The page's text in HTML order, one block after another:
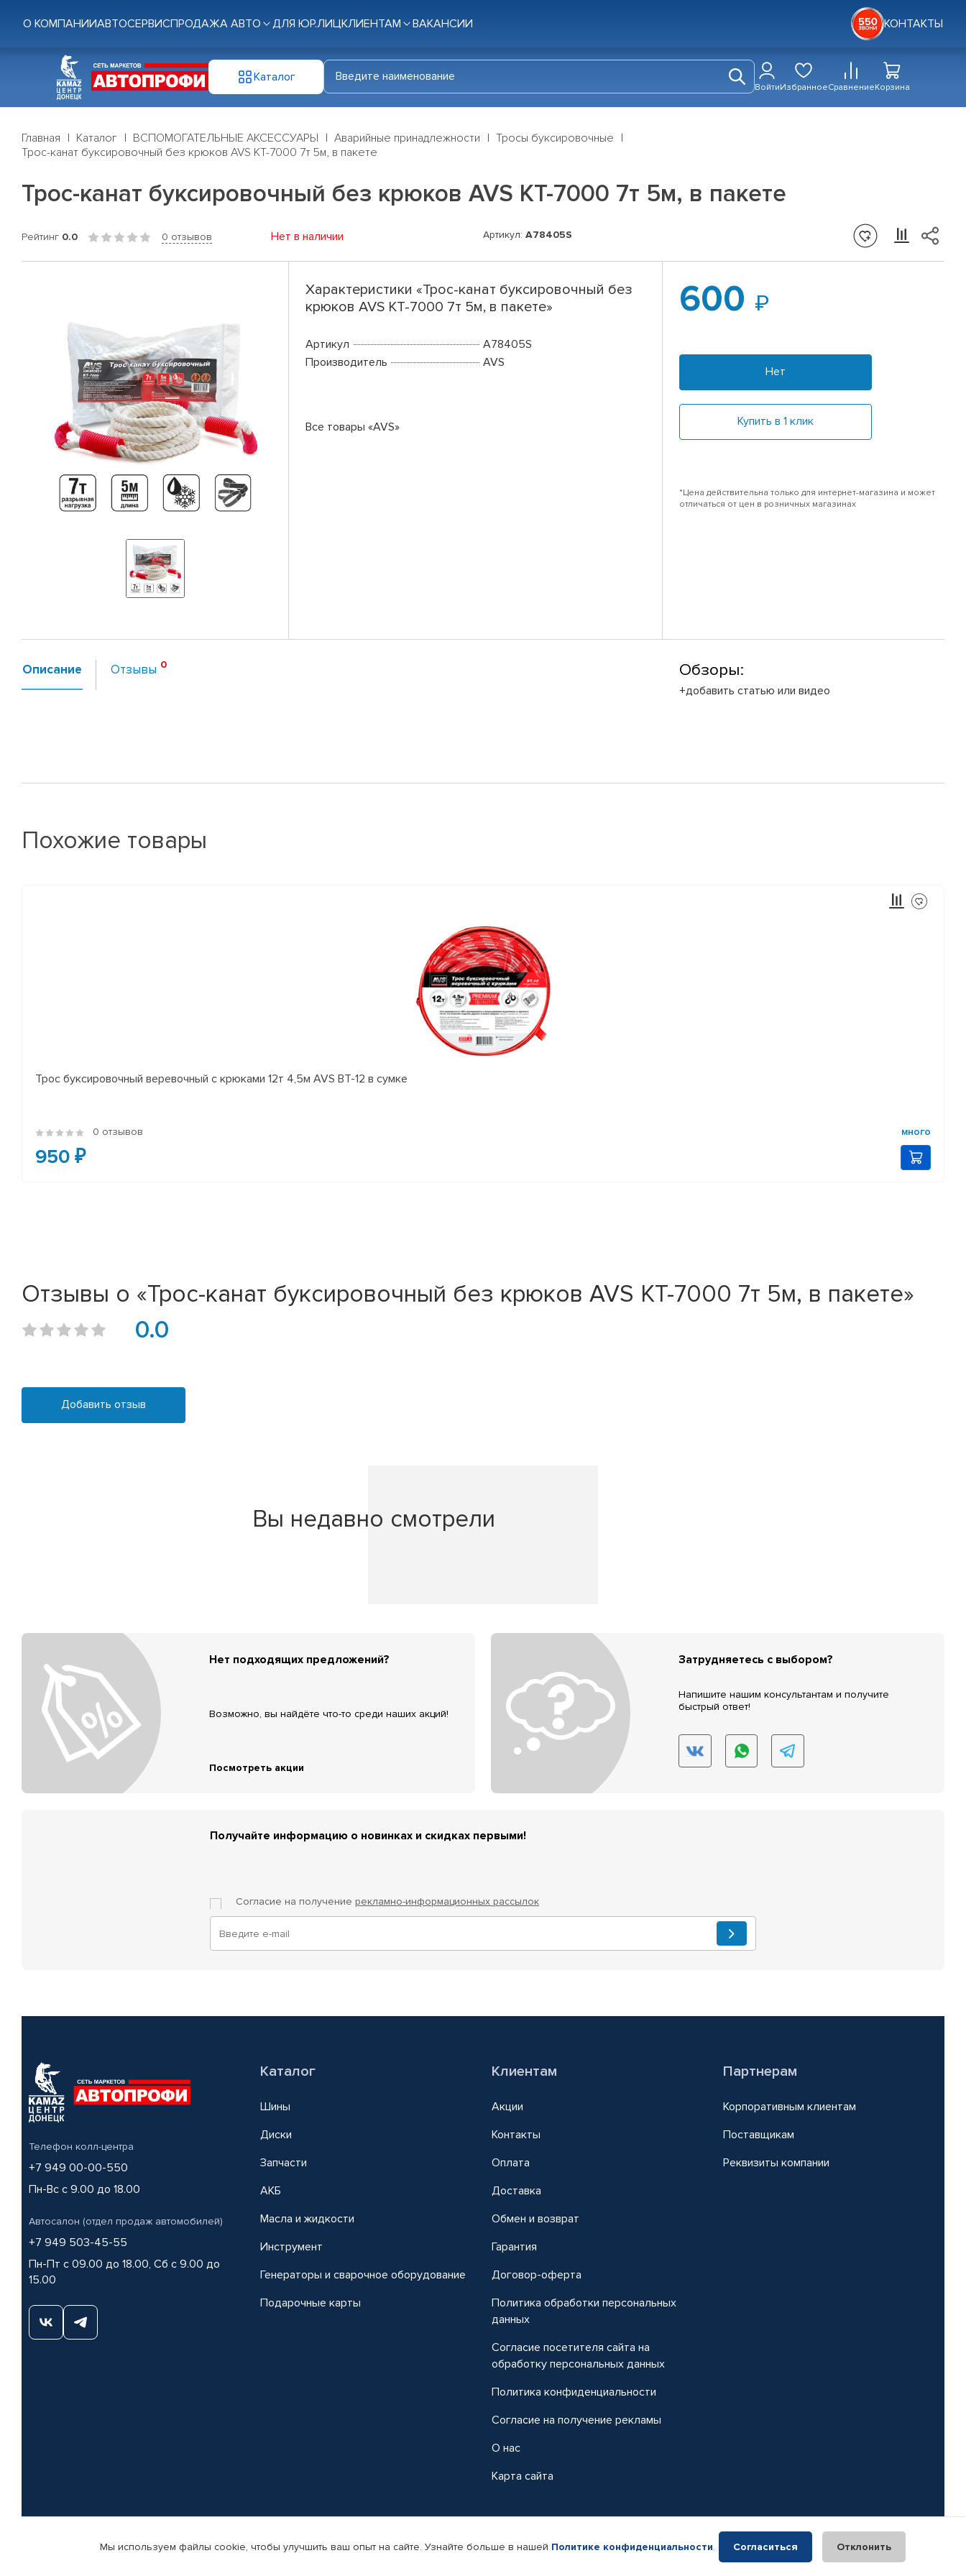
О КОМПАНИИАВТОСЕРВИСПРОДАЖА АВТО ДЛЯ ЮР.ЛИЦКЛИЕНТАМ ВАКАНСИИ КОНТАКТЫ
Каталог
ВойтиИзбранноеСравнениеКорзина
Главная Каталог ВСПОМОГАТЕЛЬНЫЕ АКСЕССУАРЫ Аварийные принадлежности
Тросы буксировочные
Трос-канат буксировочный без крюков AVS KT-7000 7т 5м, в пакете
Трос-канат буксировочный без крюков AVS KT-7000 7т 5м, в пакете
Рейтинг 0.0 0 отзывов Нет в наличии Артикул: A78405S
Характеристики «Трос-канат буксировочный без
крюков AVS KT-7000 7т 5м, в пакете»
Артикул
A78405S
Производитель
AVS
Все товары «AVS»
600
Нет
Купить в 1 клик
*Цена действительна только для интернет-магазина и может
отличаться от цен в розничных магазинах
Описание Отзывы Обзоры:
+добавить статью или видео
Похожие товары
Трос буксировочный веревочный с крюками 12т 4,5м AVS BT-12 в сумке
0 отзывов много
950 ₽
Отзывы о «Трос-канат буксировочный без крюков AVS KT-7000 7т 5м, в пакете»
0.0
Добавить отзыв
Вы недавно смотрели
Нет подходящих предложений?
Возможно, вы найдёте что-то среди наших акций!
Посмотреть акции
Затрудняетесь с выбором?
Напишите нашим консультантам и получите
быстрый ответ!
Получайте информацию о новинках и скидках первыми!
Согласие на получение рекламно-информационных рассылок
Телефон колл-центра
+7 949 00-00-550
Пн-Вс с 9.00 до 18.00
Автосалон (отдел продаж автомобилей)
+7 949 503-45-55
Пн-Пт с 09.00 до 18.00, Сб с 9.00 до
15.00
Каталог
Шины
Диски
Запчасти
АКБ
Масла и жидкости
Инструмент
Генераторы и сварочное оборудование
Подарочные карты
Клиентам
Акции
Контакты
Оплата
Доставка
Обмен и возврат
Гарантия
Договор-оферта
Политика обработки персональных
данных
Согласие посетителя сайта на
обработку персональных данных
Политика конфиденциальности
Согласие на получение рекламы
О нас
Карта сайта
Партнерам
Корпоративным клиентам
Поставщикам
Реквизиты компании
© КАМАЗ ЦЕНТР ДОНЕЦК, 2015-2026. Все права защищены. Интернет-магазин автомобильных товаров Автопрофи.
Мы используем файлы cookie, чтобы улучшить ваш опыт на сайте. Узнайте больше в нашей Политике конфиденциальности. Согласиться Отклонить